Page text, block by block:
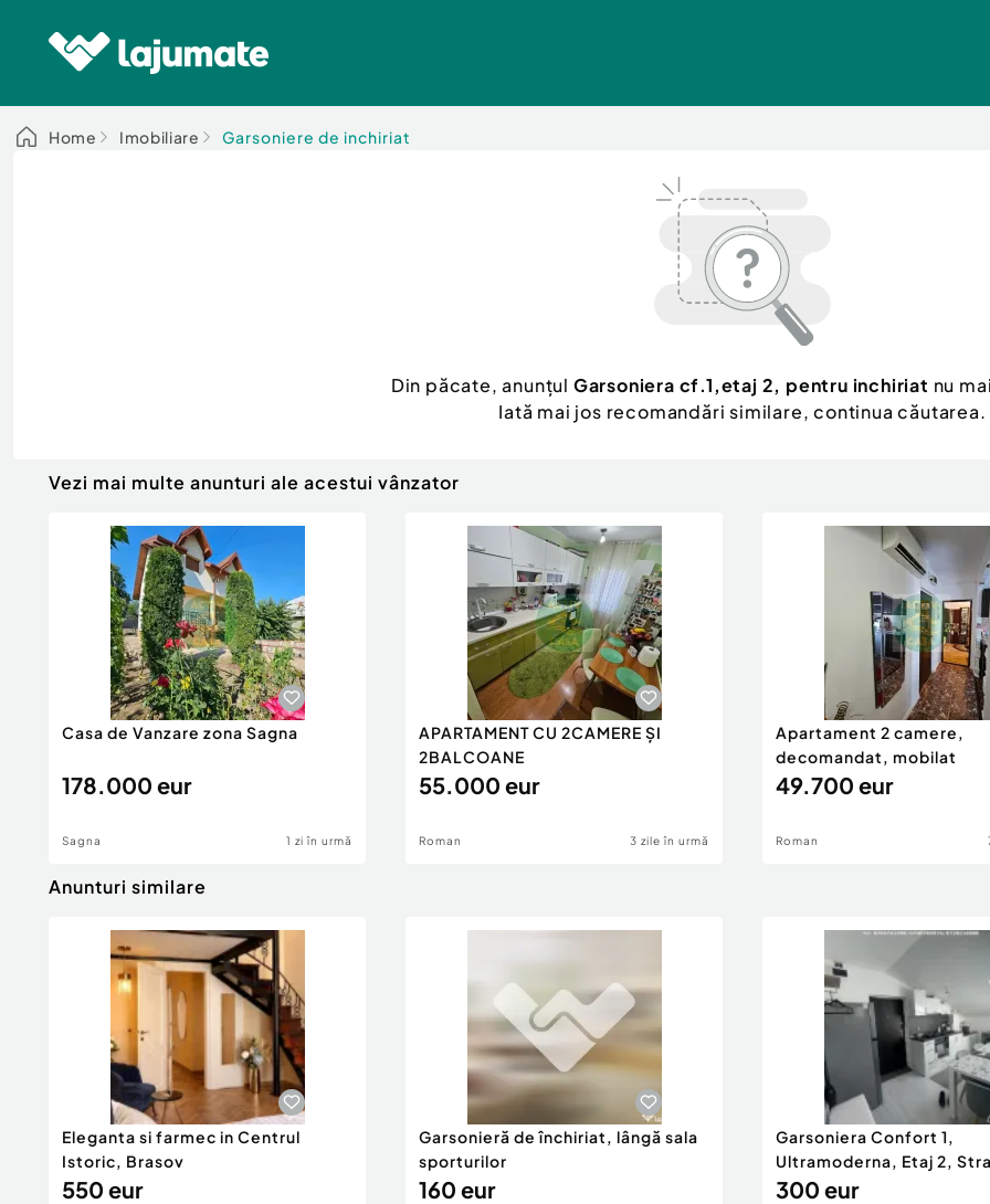
Home Imobiliare Garsoniere de inchiriat
Din păcate, anunțul Garsoniera cf.1,etaj 2, pentru inchiriat nu
Iată mai jos recomandări similare, continua căutarea.
Vezi mai multe anunturi ale acestui vânzator
Casa de Vanzare zona Sagna
178.000 eur
Sagna 1 zi în urmă
APARTAMENT CU 2CAMERE ȘI
2BALCOANE
55.000 eur
Roman 3 zile în urmă
Apartament 2 camere,
decomandat, mobilat
49.700 eur
Roman
Anunturi similare
Eleganta si farmec in Centrul
Istoric, Brasov
550 eur
Garsonieră de închiriat, lângă sala
sporturilor
160 eur
Garsoniera Confort 1,
Ultramoderna, Etaj 2,
2
300 eur